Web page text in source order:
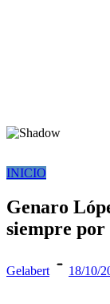
INICIO
Genaro
siempre por
Gelabert 18/10/